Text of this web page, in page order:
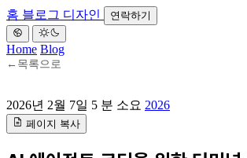
홈 블로그 디자인 연락하기
Home Blog
← 목록으로
2026년 2월 7일 5 분 소요 2026
페이지 복사